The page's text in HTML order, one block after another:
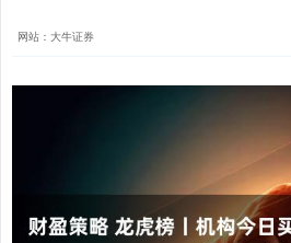
网站：大牛证券